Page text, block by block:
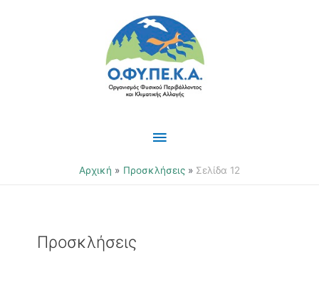
Κύριο
Μενού
Αρχική Προσκλήσεις Σελίδα 12
Προσκλήσεις